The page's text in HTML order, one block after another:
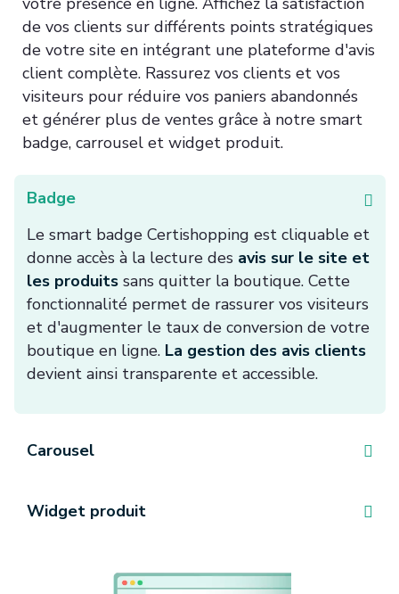
de vos clients sur différents points stratégiques
de votre site en intégrant une plateforme d'avis
client complète. Rassurez vos clients et vos
visiteurs pour réduire vos paniers abandonnés
et générer plus de ventes grâce à notre smart
badge, carrousel et widget produit.
Badge
Le smart badge Certishopping est cliquable et
donne accès à la lecture des avis sur le site et
les produits sans quitter la boutique. Cette
fonctionnalité permet de rassurer vos visiteurs
et d'augmenter le taux de conversion de votre
boutique en ligne. La gestion des avis clients
devient ainsi transparente et accessible.
Carousel
Widget produit